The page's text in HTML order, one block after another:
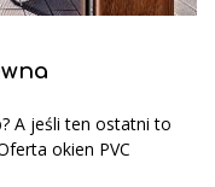
A jeśli ten ostatni to
okien PVC